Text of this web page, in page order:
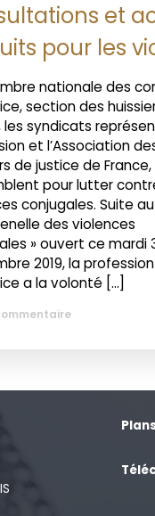
et
pour les
nationale des
section des
les syndicats
et l’Association
de justice de France,
pour lutter
conjugales. Suite
des violences
» ouvert ce mardi
2019, la profession
a la volonté […]